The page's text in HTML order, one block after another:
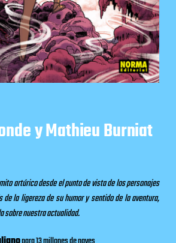
y Mathieu Burniat
artúrico desde el punto de vista de los personajes
de la ligereza de su humor y sentido de la aventura,
sobre nuestra actualidad.